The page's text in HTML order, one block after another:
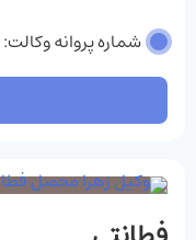
شماره پروانه وکالت: 15370